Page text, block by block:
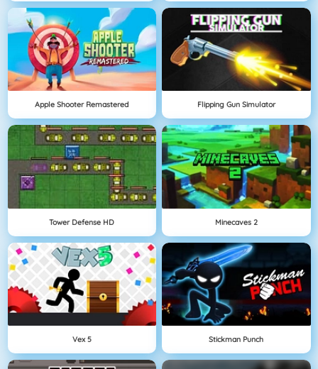
Apple Shooter Remastered Flipping Gun Simulator
Tower Defense HD Minecaves 2
Vex 5 Stickman Punch